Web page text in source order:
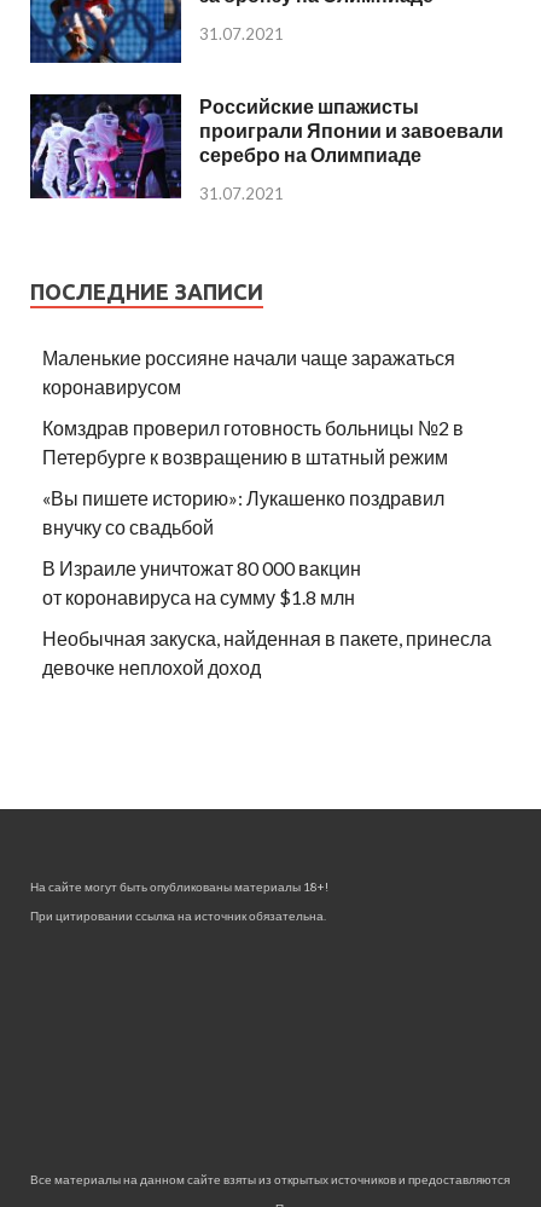
31.07.2021
Российские шпажисты
проиграли Японии и завоевали
серебро на Олимпиаде
31.07.2021
ПОСЛЕДНИЕ ЗАПИСИ
Маленькие россияне начали чаще заражаться
коронавирусом
Комздрав проверил готовность больницы №2 в
Петербурге к возвращению в штатный режим
«Вы пишете историю»: Лукашенко поздравил
внучку со свадьбой
В Израиле уничтожат 80 000 вакцин
от коронавируса на сумму $1.8 млн
Необычная закуска, найденная в пакете, принесла
девочке неплохой доход
На сайте могут быть опубликованы материалы 18+!
При цитировании ссылка на источник обязательна.
Все материалы на данном сайте взяты из открытых источников и предоставляются